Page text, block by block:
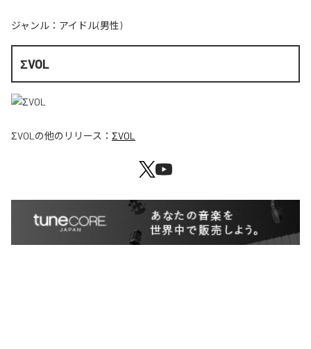
ジャンル： アイドル(男性)
ΣVOL
ΣVOL の他のリリース： ΣVOL